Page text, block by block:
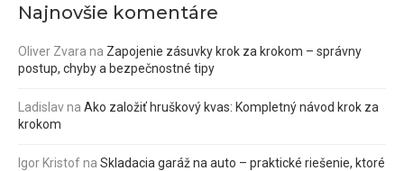
Najnovšie komentáre
Oliver Zvara na Zapojenie zásuvky krok za krokom – správny
postup, chyby a bezpečnostné tipy
Ladislavna Ako založiť hruškový kvas: Kompletný návod krok za
krokom
Igor Kristofna Skladacia garáž na auto – praktické riešenie, ktoré